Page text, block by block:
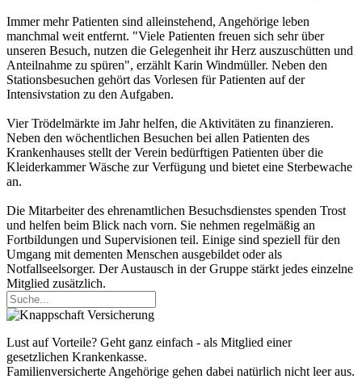
Immer mehr Patienten sind alleinstehend, Angehörige leben
manchmal weit entfernt. "Viele Patienten freuen sich sehr über
unseren Besuch, nutzen die Gelegenheit ihr Herz auszuschütten und
Anteilnahme zu spüren", erzählt Karin Windmüller. Neben den
Stationsbesuchen gehört das Vorlesen für Patienten auf der
Intensivstation zu den Aufgaben.
Vier Trödelmärkte im Jahr helfen, die Aktivitäten zu finanzieren.
Neben den wöchentlichen Besuchen bei allen Patienten des
Krankenhauses stellt der Verein bedürftigen Patienten über die
Kleiderkammer Wäsche zur Verfügung und bietet eine Sterbewache
an.
Die Mitarbeiter des ehrenamtlichen Besuchsdienstes spenden Trost
und helfen beim Blick nach vorn. Sie nehmen regelmäßig an
Fortbildungen und Supervisionen teil. Einige sind speziell für den
Umgang mit dementen Menschen ausgebildet oder als
Notfallseelsorger. Der Austausch in der Gruppe stärkt jedes einzelne
Mitglied zusätzlich.
Lust auf Vorteile? Geht ganz einfach - als Mitglied einer
gesetzlichen Krankenkasse.
Familienversicherte Angehörige gehen dabei natürlich nicht leer aus.